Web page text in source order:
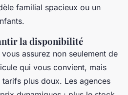
familial spacieux ou un
la disponibilité
assurez non seulement de
qui vous convient, mais
plus doux. Les agences